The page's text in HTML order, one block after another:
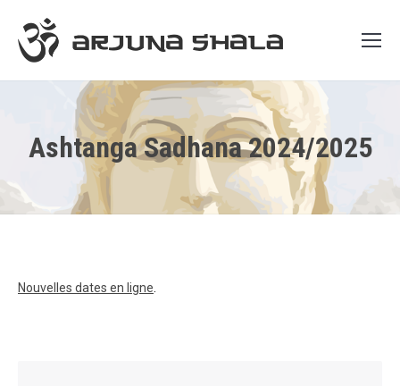
Ashtanga Sadhana 2024/2025
Nouvelles dates en ligne